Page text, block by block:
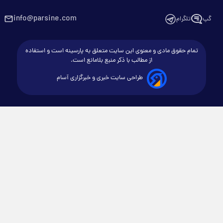
گپ تلگرام info@parsine.com
تمام حقوق مادی و معنوی این سایت متعلق به پارسینه است و استفاده
از مطالب با ذکر منبع بلامانع است.
طراحی سایت خبری و خبرگزاری آسام